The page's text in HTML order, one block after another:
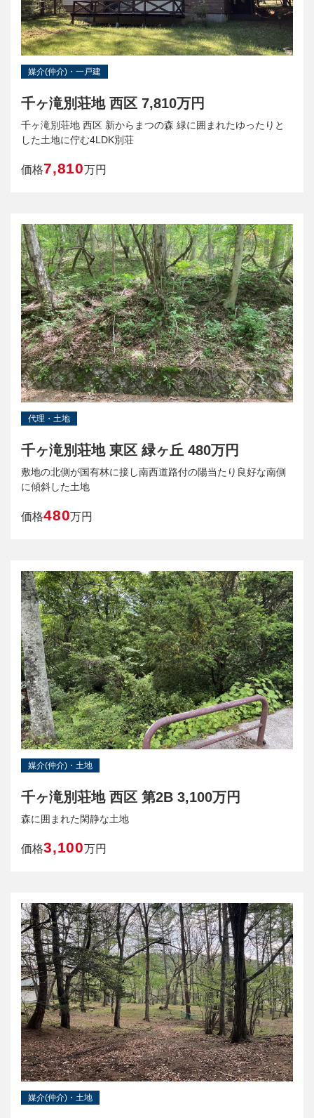
媒介(仲介)・一戸建
千ヶ滝別荘地 西区 7,810万円
千ヶ滝別荘地 西区 新からまつの森 緑に囲まれたゆったりと
した土地に佇む4LDK別荘
価格7,810万円
代理・土地
千ヶ滝別荘地 東区 緑ヶ丘 480万円
敷地の北側が国有林に接し南西道路付の陽当たり良好な南側
に傾斜した土地
価格480万円
媒介(仲介)・土地
千ヶ滝別荘地 西区 第2B 3,100万円
森に囲まれた閑静な土地
価格3,100万円
媒介(仲介)・土地